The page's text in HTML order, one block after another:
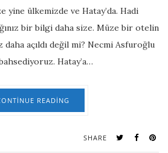
yine ülkemizde ve Hatay’da. Hadi
bir bilgi daha size. Müze bir otelin
açıldı değil mi? Necmi Asfuroğlu
Hatay’a…
READING
SHARE